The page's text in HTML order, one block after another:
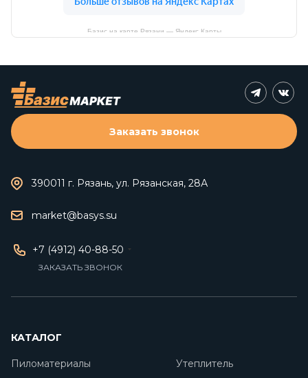
Базис на карте Рязани — Яндекс Карты
390011 г. Рязань, ул. Рязанская, 28А
market@basys.su
+7 (4912) 40-88-50
ЗАКАЗАТЬ ЗВОНОК
Заказать звонок
КАТАЛОГ
Пиломатериалы
Утеплитель